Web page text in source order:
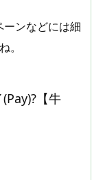
ンなどには細
。
【牛